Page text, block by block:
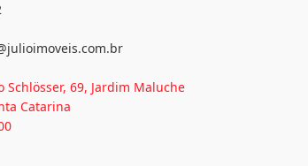
Schlösser, 69, Jardim Maluche
Catarina